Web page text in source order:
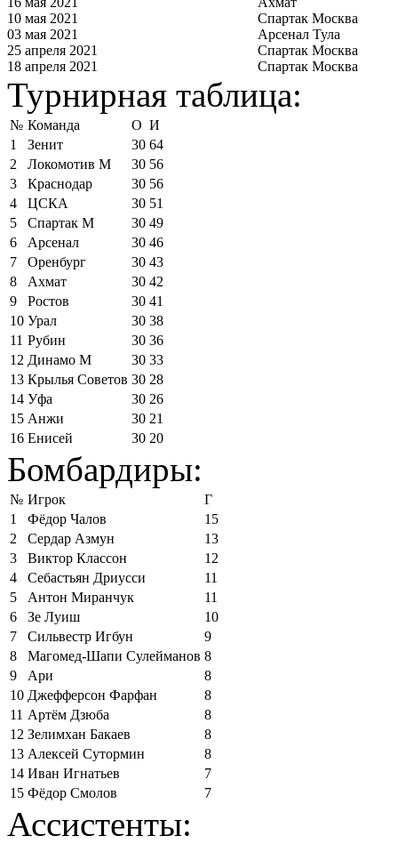
10 мая 2021
Спартак Москва
03 мая 2021
Арсенал Тула
25 апреля 2021
Спартак Москва
18 апреля 2021
Спартак Москва
Турнирная таблица:
№ Команда О И
1
Зенит 30 64
2
Локомотив М 30 56
3
Краснодар 30 56
4
ЦСКА 30 51
5
Спартак М 30 49
6
Арсенал 30 46
7
Оренбург 30 43
8
Ахмат 30 42
9
Ростов 30 41
10 Урал 30 38
11 Рубин 30 36
12 Динамо М 30 33
13 Крылья Советов 30 28
14 Уфа 30 26
15 Анжи 30 21
16 Енисей 30 20
Бомбардиры:
№ Игрок
Г
1
Фёдор Чалов
15
2
Сердар Азмун
13
3
Виктор Классон
12
4
Себастьян Дриусси
11
5
Антон Миранчук
11
6
Зе Луиш
10
7
Сильвестр Игбун
9
8
Магомед-Шапи Сулейманов 8
9
Ари
8
10 Джефферсон Фарфан
8
11 Артём Дзюба
8
12 Зелимхан Бакаев
8
13 Алексей Сутормин
8
14 Иван Игнатьев
7
15 Фёдор Смолов 7
Ассистенты: